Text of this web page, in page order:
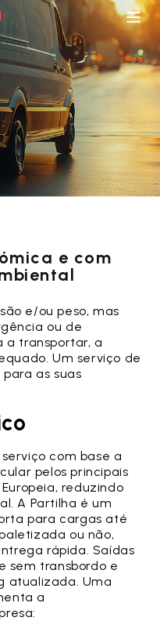
e com
e/ou peso, mas
ou de
a transportar, a
Um serviço de
as suas
com base a
pelos principais
reduzindo
A Partilha é um
para cargas até
ou não,
rápida. Saídas
sem transbordo e
atualizada. Uma
a